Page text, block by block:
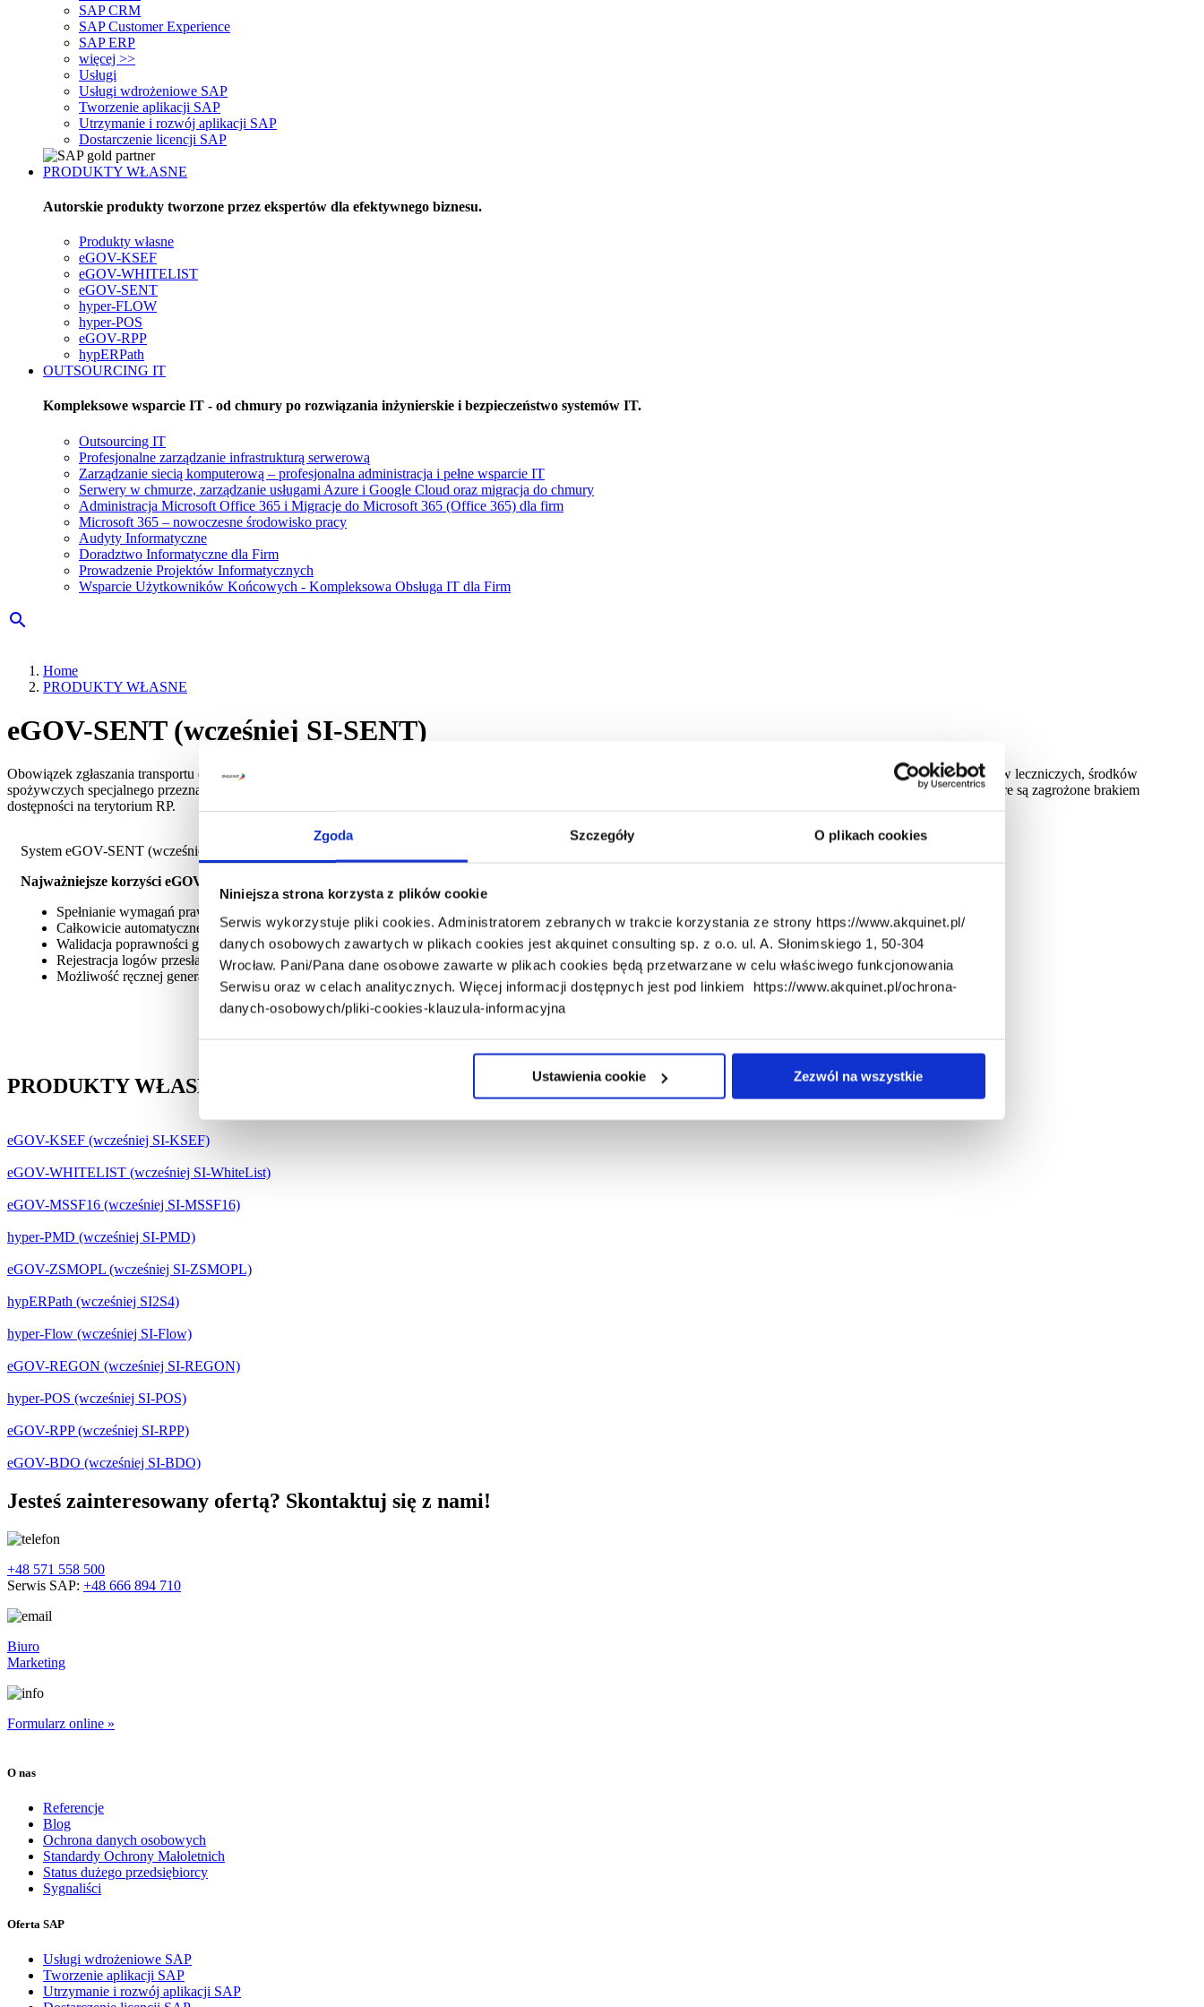
Zgoda Szczegóły O plikach cookies
Niniejsza strona korzysta z plików cookie
Serwis wykorzystuje pliki cookies. Administratorem zebranych w trakcie korzystania ze strony https://www.akquinet.pl/
danych osobowych zawartych w plikach cookies jest akquinet consulting sp. z o.o. ul. A. Słonimskiego 1, 50-304
Wrocław. Pani/Pana dane osobowe zawarte w plikach cookies będą przetwarzane w celu właściwego funkcjonowania
Serwisu oraz w celach analitycznych. Więcej informacji dostępnych jest pod linkiem https://www.akquinet.pl/ochrona-
danych-osobowych/pliki-cookies-klauzula-informacyjna
Ustawienia cookie Zezwól na wszystkie
SAP CRM
SAP Customer Experience
SAP ERP
więcej >>
Usługi
Usługi
Usługi wdrożeniowe SAP
Tworzenie aplikacji SAP
Utrzymanie i rozwój aplikacji SAP
Dostarczenie licencji SAP
PRODUKTY WŁASNE
Autorskie produkty tworzone przez ekspertów dla efektywnego biznesu.
Produkty
własne
Produkty własne
eGOV-KSEF
eGOV-WHITELIST
eGOV-SENT
hyper-FLOW
hyper-POS
eGOV-RPP
hypERPath
OUTSOURCING IT
Kompleksowe wsparcie IT - od chmury po rozwiązania inżynierskie i bezpieczeństwo systemów IT.
Usługi
Outsourcing IT
Profesjonalne zarządzanie infrastrukturą serwerową
Zarządzanie siecią komputerową – profesjonalna administracja i pełne wsparcie IT
Serwery w chmurze, zarządzanie usługami Azure i Google Cloud oraz migracja do chmury
Administracja Microsoft Office 365 i Migracje do Microsoft 365 (Office 365) dla firm
Microsoft 365 – nowoczesne środowisko pracy
Audyty Informatyczne
Doradztwo Informatyczne dla Firm
Prowadzenie Projektów Informatycznych
Wsparcie Użytkowników Końcowych - Kompleksowa Obsługa IT dla Firm
search
Ścieżka
nawigacyjna
Home
PRODUKTY WŁASNE
eGOV-SENT (wcześniej SI-SENT)
Obowiązek zgłaszania transportu dotyczy przewozu paliwa, alkoholu całkowicie skażonego, suszu tytoniowego, olejów roślinnych, oraz wywozu poza terytorium RP produktów leczniczych, środków
spożywczych specjalnego przeznaczenia żywieniowego oraz wyrobów medycznych, określonych w obwieszczeniu Ministra Zdrowia dotyczącym wykazu tych produktów, które są zagrożone brakiem
dostępności na terytorium RP.
System eGOV-SENT (wcześniej SI-SENT) pozwala na automatyczną, bezobsługową komunikację systemu SAP z platformą PUESC.
Najważniejsze korzyścieGOV-
Spełnianie wymagań prawnych w zakresie monitorowania transportu towarów wrażliwych
Całkowicie automatyczne generowanie i wysyłanie komunikatów
Walidacja poprawności generowanych komunikatów
Rejestracja logów przesłanych komunikatów
Możliwość ręcznej generacji komunikatów (reakcja na błędne statusy)
PRODUKTY WŁASNE
eGOV-KSEF (wcześniej SI-KSEF)
eGOV-WHITELIST (wcześniej SI-WhiteList)
eGOV-MSSF16 (wcześniej SI-MSSF16)
hyper-PMD (wcześniej SI-PMD)
eGOV-ZSMOPL (wcześniej SI-ZSMOPL)
hypERPath (wcześniej SI2S4)
hyper-Flow (wcześniej SI-Flow)
eGOV-REGON (wcześniej SI-REGON)
hyper-POS (wcześniej SI-POS)
eGOV-RPP (wcześniej SI-RPP)
eGOV-BDO (wcześniej SI-BDO)
Jesteś zainteresowany ofertą? Skontaktuj się z nami!
+48 571 558 500
Serwis SAP: +48 666 894 710
Biuro
Marketing
Formularz online »
O nas
Referencje
Blog
Ochrona danych osobowych
Standardy Ochrony Małoletnich
Status dużego przedsiębiorcy
Sygnaliści
Oferta SAP
Usługi wdrożeniowe SAP
Tworzenie aplikacji SAP
Utrzymanie i rozwój aplikacji SAP